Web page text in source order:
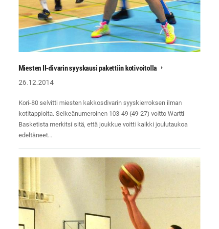
Miesten II-divarin syyskausi pakettiin kotivoitolla
26.12.2014
Kori-80 selvitti miesten kakkosdivarin syyskierroksen ilman
kotitappioita. Selkeänumeroinen 103-49 (49-27) voitto Wartti
Basketista merkitsi sitä, että joukkue voitti kaikki joulutaukoa
edeltäneet…